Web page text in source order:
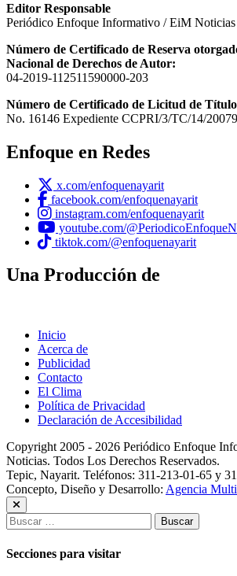
Editor Responsable
Periódico Enfoque Informativo / EiM Noticias
Número de Certificado de Reserva
Nacional de Derechos de Autor:
04-2019-112511590000-203
Número de Certificado de Licitud de
No. 16146 Expediente CCPRI/3/TC/14/20079
Enfoque en Redes
x.com/enfoquenayarit
facebook.com/enfoquenayarit
instagram.com/enfoquenayarit
youtube.com/
tiktok.com/@enfoquenayarit
Una Producción de
Inicio
Acerca de
Publicidad
Contacto
El Clima
Política de Privacidad
Declaración de Accesibilidad
Copyright 2005 - 2026 Periódico Enfoque
Noticias. Todos Los Derechos Reservados.
Tepic, Nayarit. Teléfonos: 311-213-01-65 y
Concepto, Diseño y Desarrollo: Agencia
Buscar:
Secciones para visitar